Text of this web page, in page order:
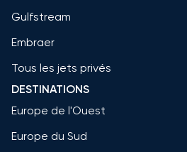
Gulfstream
Embraer
Tous les jets privés
DESTINATIONS
Europe de l'Ouest
Europe du Sud